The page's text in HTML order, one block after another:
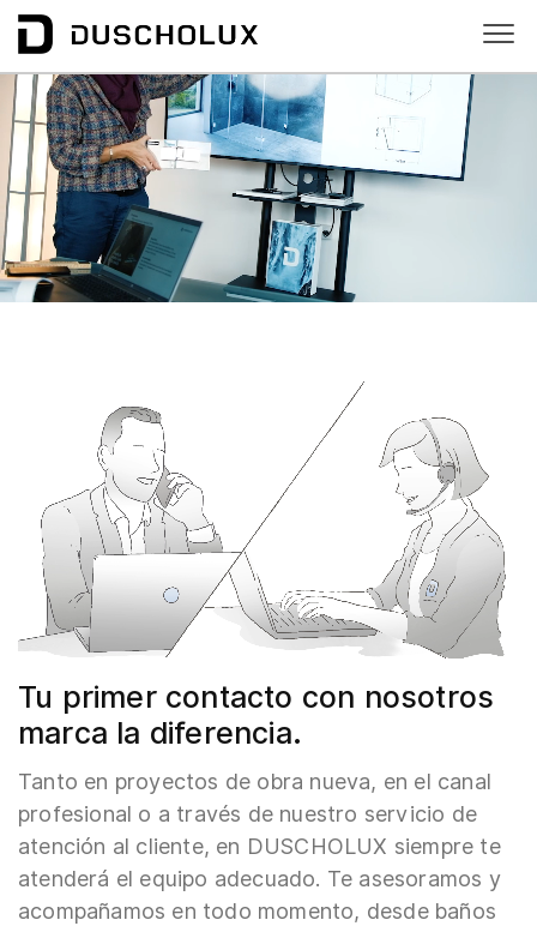
Tu primer contacto con nosotros
marca la diferencia.
Tanto en proyectos de obra nueva, en el canal
profesional o a través de nuestro servicio de
atención al cliente, en DUSCHOLUX siempre te
atenderá el equipo adecuado. Te asesoramos y
acompañamos en todo momento, desde baños